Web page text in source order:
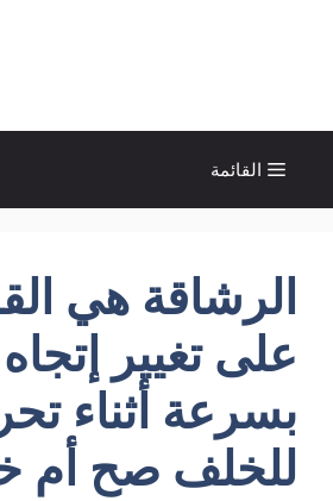
القائمة
الرشاقة هي
على تغيير
بسرعة أثناء
للخلف صح أم